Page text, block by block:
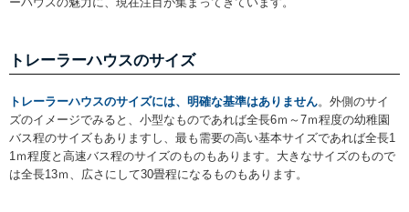
トレーラーハウスのサイズ
トレーラーハウスのサイズには、明確な基準はありません。外側のサイ
ズのイメージでみると、小型なものであれば全長6ｍ～7ｍ程度の幼稚園
バス程のサイズもありますし、最も需要の高い基本サイズであれば全長1
1ｍ程度と高速バス程のサイズのものもあります。大きなサイズのもので
は全長13ｍ、広さにして30畳程になるものもあります。